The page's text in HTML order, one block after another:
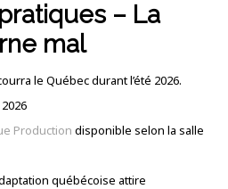
– La
mal
le Québec durant l’été 2026.
Production disponible selon la salle
québécoise attire